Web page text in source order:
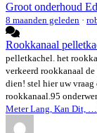
Groot onderhoud
8 maanden geleden ·
Rookkanaal
pelletkachel. het
verkeerd rookkanaal
dien! stel hier uw
rookkanaal.95
Meter Lang, Kan Dit, …